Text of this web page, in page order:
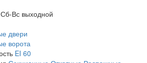
Вс выходной
двери
ворота
EI 60